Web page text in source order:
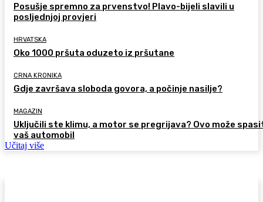
Posušje spremno za prvenstvo! Plavo-bijeli slavili u
posljednjoj provjeri
HRVATSKA
Oko 1000 pršuta oduzeto iz pršutane
CRNA KRONIKA
Gdje završava sloboda govora, a počinje nasilje?
MAGAZIN
Uključili ste klimu, a motor se pregrijava? Ovo može
vaš automobil
Učitaj više